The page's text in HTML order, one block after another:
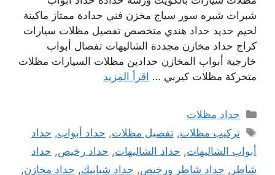
شبرات شبره سور سياج مخزن فني حدادة ممتاز ماكينة
لحيم حديد حداد هندي متخصص تفصيل مظلات سيارات
كراج حداد مخازن مجددة الشاليهات تفصال أبواب
خارجية أبواب المخازن حدادين مظلات السيارات مظلات
متحركة مظلات كيربي … اقرأ المزيد
التصنيفات
حداد مظلات
الوسوم
تركيب مظلات,تفصيل مظلات, حداد أبواب, حداد
أبواب الشاليهات, حداد الشاليهات, حداد رخيص, حداد
شاطر , حداد شاطر ورخيص, حداد شبابيك, حداد مخازن,